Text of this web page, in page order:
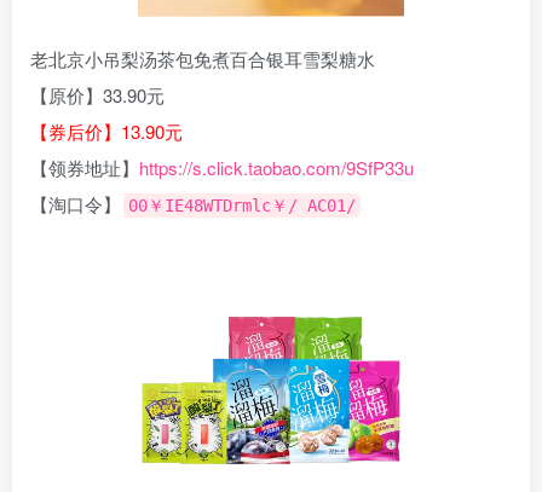
老北京小吊梨汤茶包免煮百合银耳雪梨糖水
【原价】33.90元
【券后价】13.90元
【领券地址】 https://s.click.taobao.com/9SfP33u
【淘口令】
00￥IE48WTDrmlc￥/ AC01/